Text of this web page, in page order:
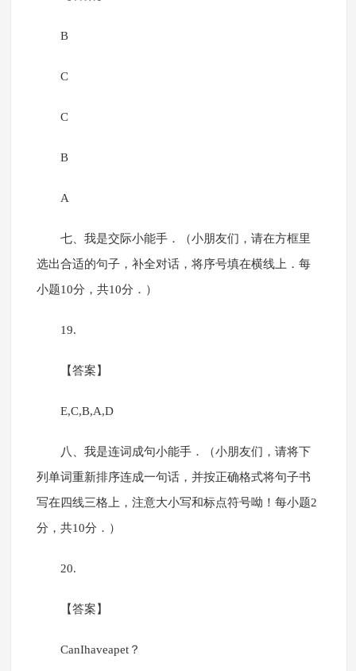
B
C
C
B
A
七、我是交际小能手．（小朋友们，请在方框里
选出合适的句子，补全对话，将序号填在横线上．每
小题10分，共10分．）
19.
【答案】
E,C,B,A,D
八、我是连词成句小能手．（小朋友们，请将下
列单词重新排序连成一句话，并按正确格式将句子书
写在四线三格上，注意大小写和标点符号呦！每小题2
分，共10分．）
20.
【答案】
CanIhaveapet？